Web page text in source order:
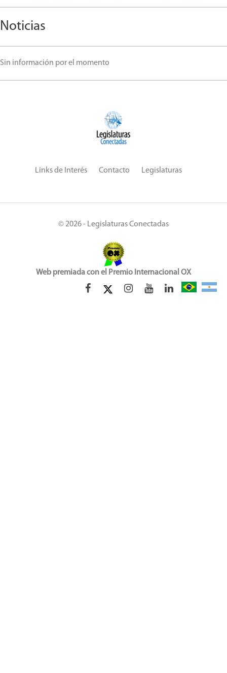
Noticias
Sin información por el momento
Links de Interés Contacto Legislaturas
© 2026 - Legislaturas Conectadas
Web premiada con el Premio Internacional OX